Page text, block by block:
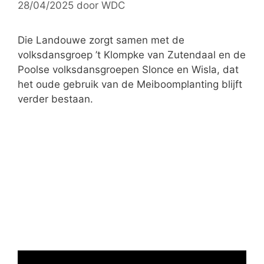
r
e
ë
n
28/04/2025 door WDC
Die Landouwe zorgt samen met de
volksdansgroep ’t Klompke van Zutendaal en de
Poolse volksdansgroepen Slonce en Wisla, dat
het oude gebruik van de Meiboomplanting blijft
verder bestaan.